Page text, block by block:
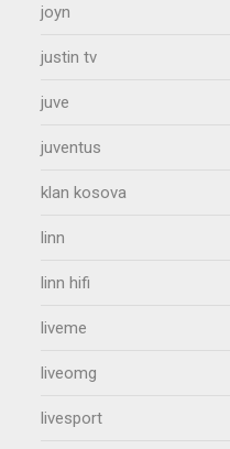
joyn
justin tv
juve
juventus
klan kosova
linn
linn hifi
liveme
liveomg
livesport